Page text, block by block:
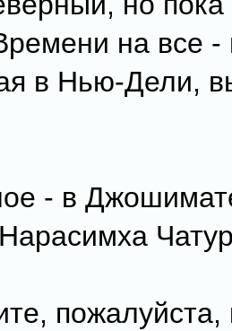
на все -
в Нью-Дели,
- в
пожалуйста,